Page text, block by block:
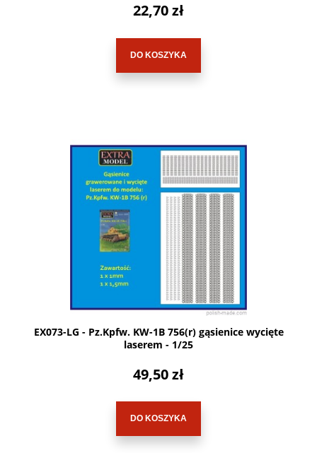
22,70 zł
DO KOSZYKA
EX073-LG - Pz.Kpfw. KW-1B 756(r) gąsienice wycięte
laserem - 1/25
49,50 zł
DO KOSZYKA